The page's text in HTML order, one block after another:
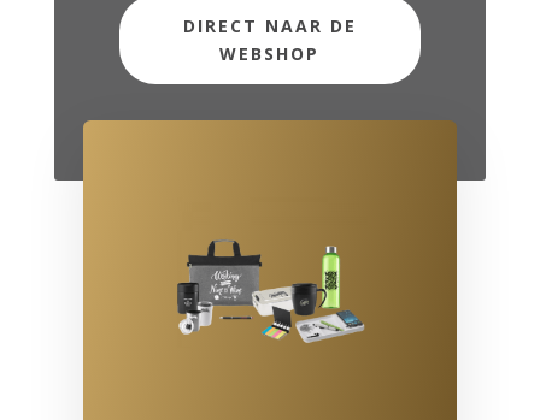
DIRECT NAAR DE
WEBSHOP